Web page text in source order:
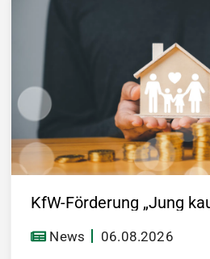
News 06.08.2026